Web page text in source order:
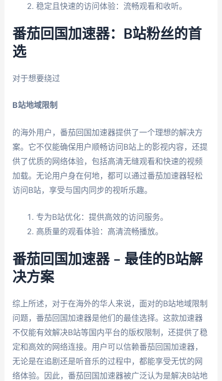
稳定且快速的访问体验：流畅观看和收听。
番茄回国加速器：B站粉丝的首
选
对于想要绕过
B站地域限制
的海外用户，番茄回国加速器提供了一个理想的解决方
案。它不仅能确保用户顺畅访问B站上的影视内容，还提
供了优质的网络体验，包括高清无缝观看和快速的视频
加载。无论用户身在何地，都可以通过番茄加速器轻松
访问B站，享受与国内同步的视听乐趣。
专为B站优化：提供高效的访问服务。
高质量的观看体验：高清流畅播放。
番茄回国加速器 – 最佳的B站解
决方案
综上所述，对于在海外的华人来说，面对的B站地域限制
问题，番茄回国加速器是他们的最佳选择。这款加速器
不仅能有效解决B站等国内平台的版权限制，还提供了稳
定和高效的网络连接。用户可以信赖番茄回国加速器，
无论是在追剧还是听音乐的过程中，都能享受无忧的网
络体验。因此，番茄回国加速器被广泛认为是解决B站地